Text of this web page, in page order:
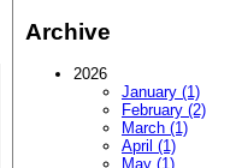
Archive
2026
January (1)
February (2)
March (1)
April (1)
May (1)